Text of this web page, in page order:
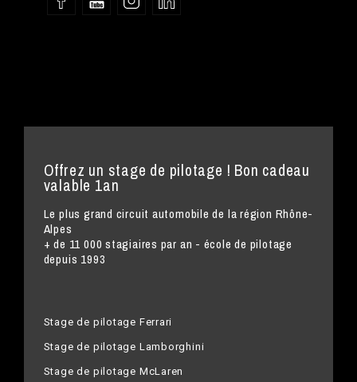
Offrez un stage de pilotage ! Bon cadeau
valable 1an
Le plus grand circuit automobile de la région Rhône-
Alpes
+ de 11 000 stagiaires par an - école de pilotage
depuis 1993
Stage de pilotage Ferrari
Stage de pilotage Lamborghini
Stage de pilotage McLaren